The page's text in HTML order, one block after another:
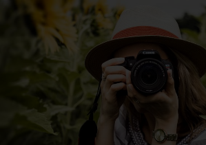
springen